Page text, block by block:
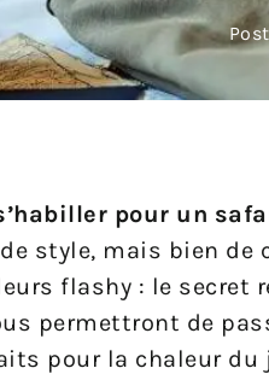
pour un
style, mais bien de
flashy : le secret
permettront de
pour la chaleur du